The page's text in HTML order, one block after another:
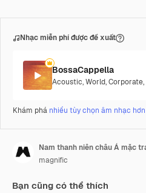
Nhạc miễn phí được đề xuất
BossaCappella
Acoustic,World,Corporate,
Khám phá nhiều tùy chọn âm nhạc hơn
magnific
Bạn cũng có thể thích